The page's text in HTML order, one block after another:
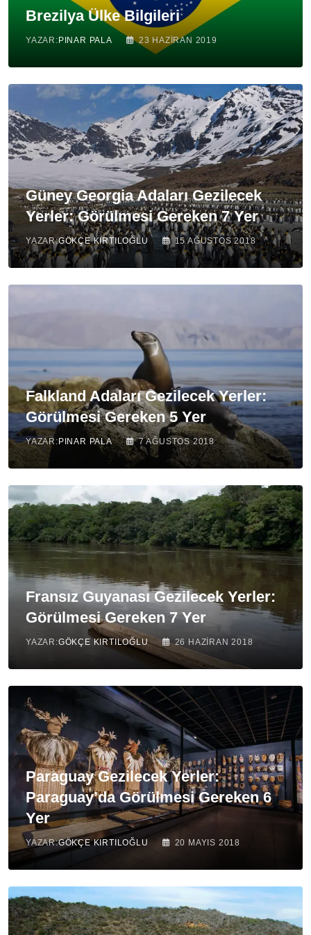
Brezilya Ülke Bilgileri
YAZAR: PINAR PALA 23 HAZIRAN 2019
Güney Georgia Adaları Gezilecek
Yerler: Görülmesi Gereken 7 Yer
YAZAR:GÖKÇE KIRTILOĞLU 15 AĞUSTOS 2018
Falkland Adaları Gezilecek Yerler:
Görülmesi Gereken 5 Yer
YAZAR: PINAR PALA 7 AĞUSTOS 2018
Fransız Guyanası Gezilecek Yerler:
Görülmesi Gereken 7 Yer
YAZAR:GÖKÇE KIRTILOĞLU 26 HAZIRAN 2018
Paraguay Gezilecek Yerler:
Paraguay’da Görülmesi Gereken 6
Yer
YAZAR:GÖKÇE KIRTILOĞLU 20 MAYIS 2018